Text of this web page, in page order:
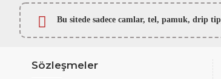
Bu sitede sadece camlar, tel, pamuk, drip
Sözleşmeler